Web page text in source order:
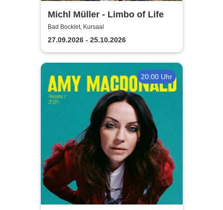
Michl Müller - Limbo of Life
Bad Bocklet, Kursaal
27.09.2026 - 25.10.2026
20:00 Uhr